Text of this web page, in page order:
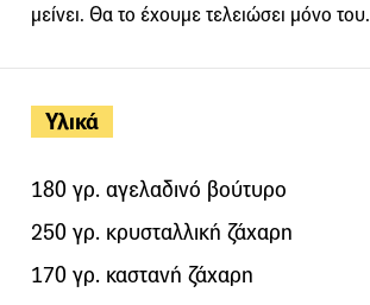
Υλικά
180 γρ. αγελαδινό βούτυρο
250 γρ. κρυσταλλική ζάχαρη
170 γρ. καστανή ζάχαρη
μείνει. Θα το έχουμε τελειώσει μόνο του.